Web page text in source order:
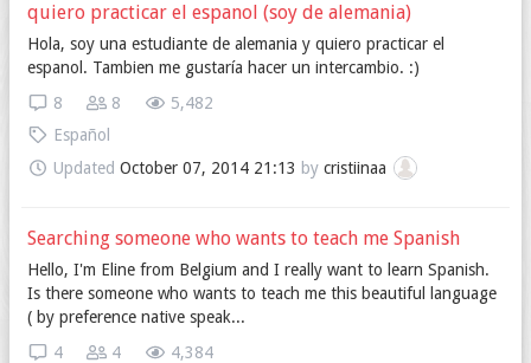
quiero practicar el espanol (soy de alemania)
Hola, soy una estudiante de alemania y quiero practicar el
espanol. Tambien me gustaría hacer un intercambio. :)
5,482
8
8
Español
Updated October 07, 2014 21:13 by cristiinaa
Searching someone who wants to teach me Spanish
Hello, I'm Eline from Belgium and I really want to learn Spanish.
Is there someone who wants to teach me this beautiful language
( by preference native speak...
4,384
4
4